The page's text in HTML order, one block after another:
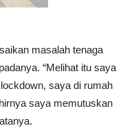
masalah tenaga
“Melihat itu saya
saya di rumah
saya memutuskan